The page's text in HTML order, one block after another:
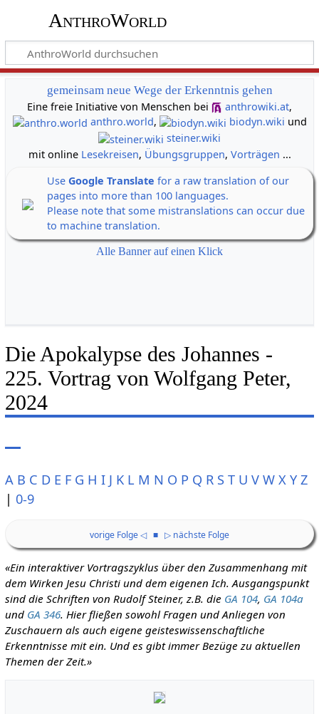
AnthroWorld
gemeinsam neue Wege der Erkenntnis gehen
Eine freie Initiative von Menschen bei
anthrowiki.at,
anthro.world, biodyn.wiki und
steiner.wiki
mit online Lesekreisen, Übungsgruppen, Vorträgen ...
Use Google Translate for a raw translation of our
pages into more than 100 languages.
Please note that some mistranslations can occur due
to machine translation.
Alle Banner auf einen Klick
Die Apokalypse des Johannes -
225. Vortrag von Wolfgang Peter,
2024
A B C D E F G H I J K L M N O P Q R S T U V W X Y Z
| 0-9
vorige Folge ◁ ■ ▷ nächste Folge
«Ein interaktiver Vortragszyklus über den Zusammenhang mit
dem Wirken Jesu Christi und dem eigenen Ich. Ausgangspunkt
sind die Schriften von Rudolf Steiner, z.B. die GA 104, GA 104a
und GA 346. Hier fließen sowohl Fragen und Anliegen von
Zuschauern als auch eigene geisteswissenschaftliche
Erkenntnisse mit ein. Und es gibt immer Bezüge zu aktuellen
Themen der Zeit.»